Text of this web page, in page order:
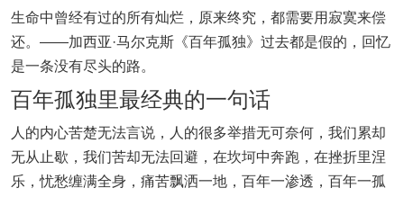
生命中曾经有过的所有灿烂，原来终究，都需要用寂寞来偿
还。——加西亚·马尔克斯《百年孤独》过去都是假的，回忆
是一条没有尽头的路。
百年孤独里最经典的一句话
人的内心苦楚无法言说，人的很多举措无可奈何，我们累却
无从止歇，我们苦却无法回避，在坎坷中奔跑，在挫折里涅
乐，忧愁缠满全身，痛苦飘洒一地，百年一渗透，百年一孤